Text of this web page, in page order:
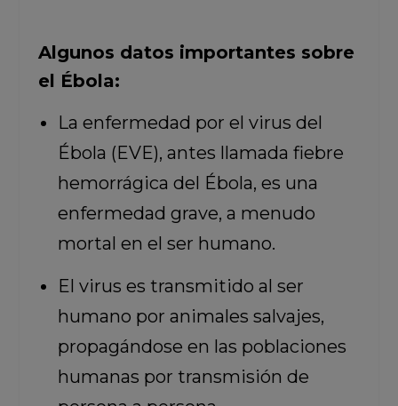
Algunos datos importantes sobre
el Ébola:
La enfermedad por el virus del
Ébola (EVE), antes llamada fiebre
hemorrágica del Ébola, es una
enfermedad grave, a menudo
mortal en el ser humano.
El virus es transmitido al ser
humano por animales salvajes,
propagándose en las poblaciones
humanas por transmisión de